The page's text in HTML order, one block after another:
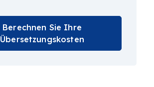
Berechnen Sie Ihre
Übersetzungskosten